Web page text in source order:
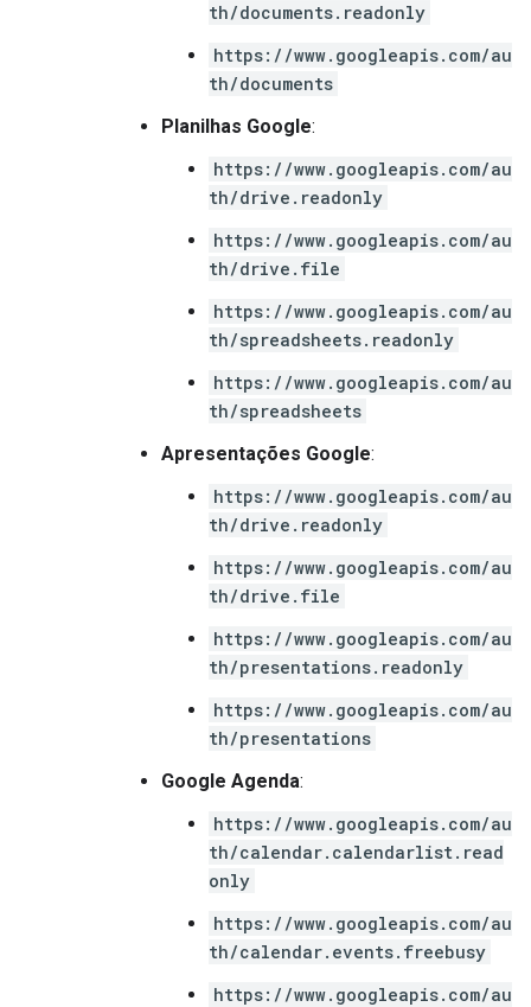
th/documents.readonly
https://www.googleapis.com/au
th/documents
Planilhas Google:
https://www.googleapis.com/au
th/drive.readonly
https://www.googleapis.com/au
th/drive.file
https://www.googleapis.com/au
th/spreadsheets.readonly
https://www.googleapis.com/au
th/spreadsheets
Apresentações Google:
https://www.googleapis.com/au
th/drive.readonly
https://www.googleapis.com/au
th/drive.file
https://www.googleapis.com/au
th/presentations.readonly
https://www.googleapis.com/au
th/presentations
Google Agenda:
https://www.googleapis.com/au
th/calendar.calendarlist.read
only
https://www.googleapis.com/au
th/calendar.events.freebusy
https://www.googleapis.com/au